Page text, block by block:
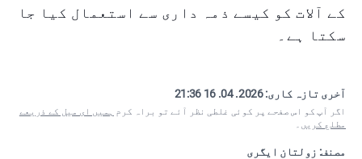
کے آلات کو کیسے ذمہ داری سے استعمال کیا جا
سکتا ہے۔
آخری تازہ کاری:2026. 04. 16 21:36
اگر آپ کو اس صفحے پر کوئی غلطی نظر آئے تو براہ کرم ہمیں ای میل کے ذریعے
مطلع کریں ۔
مصنف: زولتان ایگری